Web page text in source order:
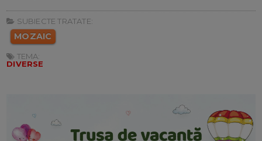
SUBIECTE TRATATE:
MOZAIC
TEMA:
DIVERSE